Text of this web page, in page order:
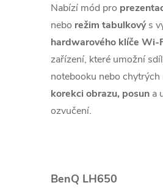
Nabízí mód pro
nebo režim tabulkovýs
hardwarového klíče Wi-
zařízení, které umožní
notebooku nebo
korekci obrazu, posun a
ozvučení.
BenQ LH650